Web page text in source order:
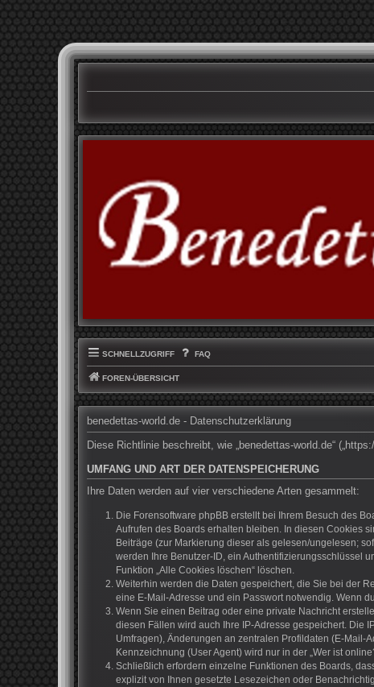
SCHNELLZUGRIFF FAQ
FOREN-ÜBERSICHT
benedettas-world.de - Datenschutzerklärung
Diese Richtlinie beschreibt, wie „benedettas-world.de“
UMFANG UND ART DER DATENSPEICHERUNG
Ihre Daten werden auf vier verschiedene Arten gesammelt:
Die Forensoftware phpBB erstellt bei Ihrem Besuch des
Aufrufen des Boards erhalten bleiben. In diesen Cookies
Beiträge (zur Markierung dieser als gelesen/ungelesen;
werden Ihre Benutzer-ID, ein Authentifizierungsschlüssel
Funktion „Alle Cookies löschen“ löschen.
Weiterhin werden die Daten gespeichert, die Sie bei der
eine E-Mail-Adresse und ein Passwort notwendig. Wenn
Wenn Sie einen Beitrag oder eine private Nachricht
diesen Fällen wird auch Ihre IP-Adresse gespeichert. Die
Umfragen), Änderungen an zentralen Profildaten (E-Mail-
Kennzeichnung (User Agent) wird nur in der „Wer ist
Schließlich erfordern einzelne Funktionen des Boards,
explizit von Ihnen gesetzte Lesezeichen oder